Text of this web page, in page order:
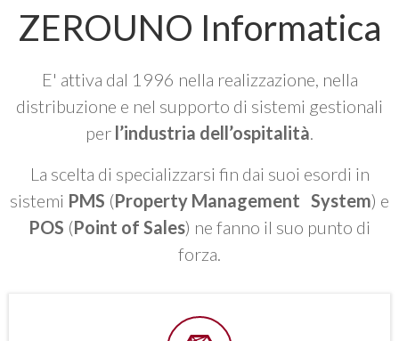
ZEROUNO Informatica
E' attiva dal 1996 nella realizzazione, nella
distribuzione e nel supporto di sistemi gestionali
per l’industria dell’ospitalità
La scelta di specializzarsi fin dai suoi esordi in
sistemi PMS (Property Management System) e
POS (Point of Sales) ne fanno il suo punto di
forza.